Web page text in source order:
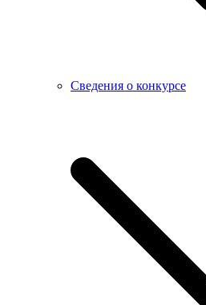
Сведения о конкурсе